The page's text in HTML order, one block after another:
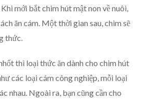
mới bắt chim hút mật non về nuôi,
ăn cám. Một thời gian sau, chim sẽ
thức.
thì loại thức ăn dành cho chim hút
các loại cám công nghiệp, mỗi loại
nhau. Ngoài ra, bạn cũng cần cho